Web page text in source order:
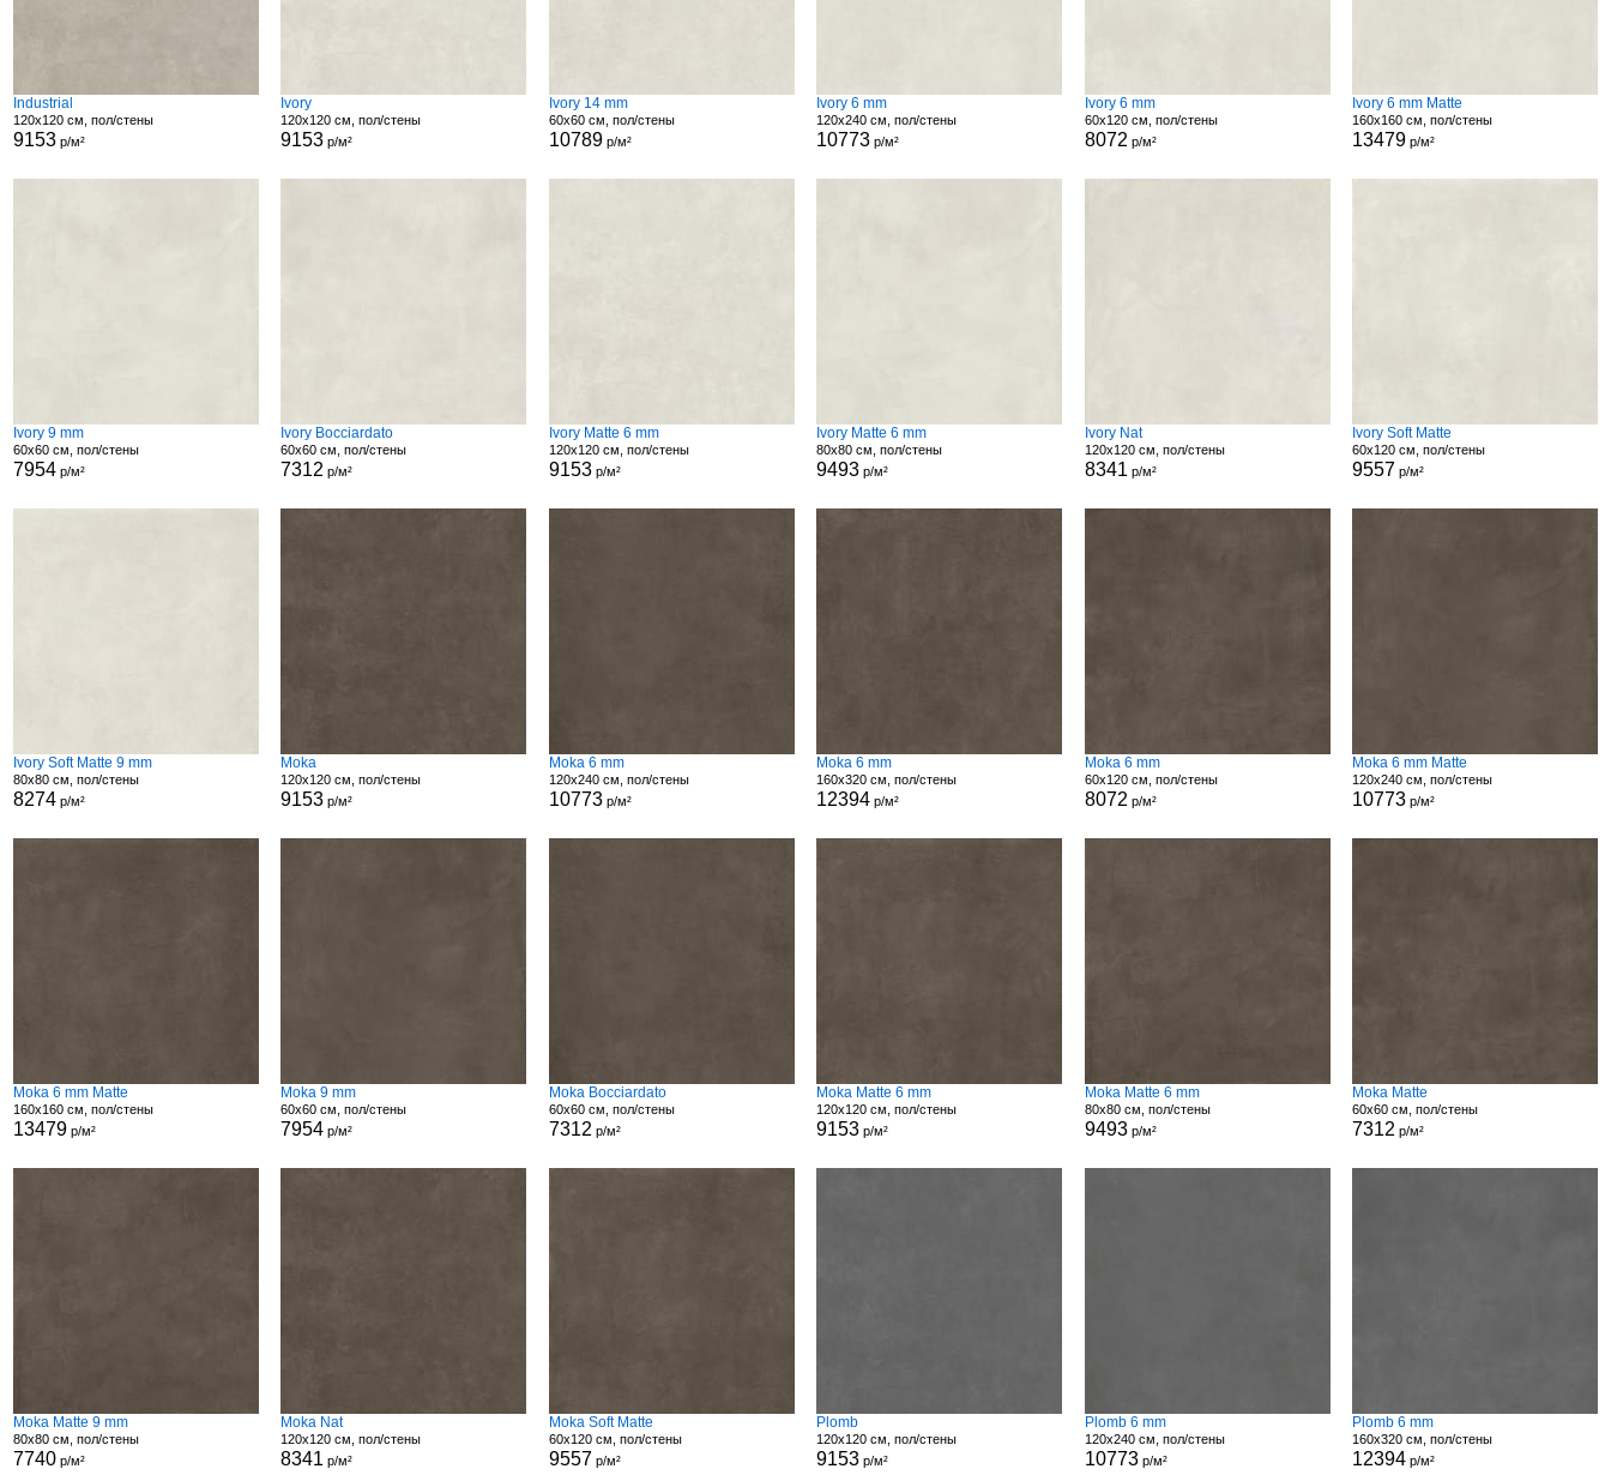
Industrial
120x120 см, пол/стены
9153р/м²
Ivory
120x120 см, пол/стены
9153 р/м²
Ivory 14 mm
60x60 см, пол/стены
10789р/м²
Ivory 6 mm
120x240 см, пол/стены
10773 р/м²
Ivory 6 mm
60x120 см, пол/стены
8072 р/м²
Ivory 6 mm Matte
160x160 см, пол/стены
13479 р/м²
Ivory 9 mm
60x60 см, пол/стены
7954р/м²
Ivory Bocciardato
60x60 см, пол/стены
7312 р/м²
Ivory Matte 6 mm
120x120 см, пол/стены
9153р/м²
Ivory Matte 6 mm
80x80 см, пол/стены
9493 р/м²
Ivory Nat
120x120 см, пол/стены
8341 р/м²
Ivory Soft Matte
60x120 см, пол/стены
9557 р/м²
Ivory Soft Matte 9 mm
80x80 см, пол/стены
8274р/м²
Moka
120x120 см, пол/стены
9153 р/м²
Moka 6 mm
120x240 см, пол/стены
10773р/м²
Moka 6 mm
160x320 см, пол/стены
12394 р/м²
Moka 6 mm
60x120 см, пол/стены
8072 р/м²
Moka 6 mm Matte
120x240 см, пол/стены
10773 р/м²
Moka 6 mm Matte
160x160 см, пол/стены
13479р/м²
Moka 9 mm
60x60 см, пол/стены
7954 р/м²
Moka Bocciardato
60x60 см, пол/стены
7312 р/м²
Moka Matte 6 mm
120x120 см, пол/стены
9153 р/м²
Moka Matte 6 mm
80x80 см, пол/стены
9493р/м²
Moka Matte
60x60 см, пол/стены
7312 р/м²
Moka Matte 9 mm
80x80 см, пол/стены
7740р/м²
Moka Nat
120x120 см, пол/стены
8341 р/м²
Moka Soft Matte
60x120 см, пол/стены
9557 р/м²
Plomb
120x120 см, пол/стены
9153 р/м²
Plomb 6 mm
120x240 см, пол/стены
10773р/м²
Plomb 6 mm
160x320 см, пол/стены
12394 р/м²